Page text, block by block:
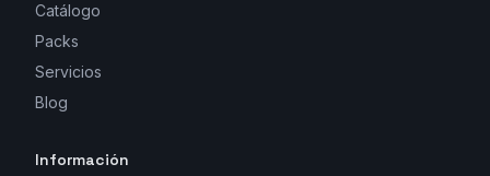
Catálogo
Packs
Servicios
Blog
Información